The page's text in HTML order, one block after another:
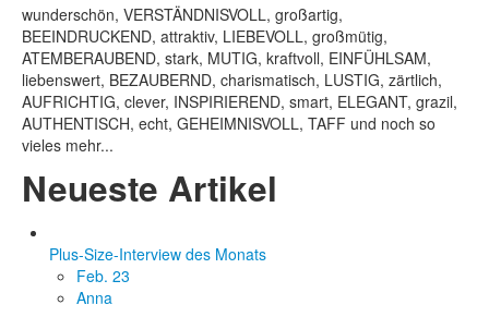
wunderschön, VERSTÄNDNISVOLL, großartig,
BEEINDRUCKEND, attraktiv, LIEBEVOLL, großmütig,
ATEMBERAUBEND, stark, MUTIG, kraftvoll, EINFÜHLSAM,
liebenswert, BEZAUBERND, charismatisch, LUSTIG, zärtlich,
AUFRICHTIG, clever, INSPIRIEREND, smart, ELEGANT, grazil,
AUTHENTISCH, echt, GEHEIMNISVOLL, TAFF und noch so
vieles mehr...
Neueste Artikel
Plus-Size-Interview des Monats
Feb. 23
Anna